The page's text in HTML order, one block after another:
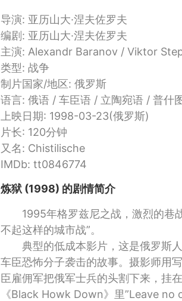
导演: 亚历山大·涅夫佐罗夫
编剧: 亚历山大·涅夫佐罗夫
主演: Alexandr Baranov / Viktor
类型: 战争
制片国家/地区: 俄罗斯
语言: 俄语 / 车臣语 / 立陶宛语 / 普什
上映日期: 1998-03-23(俄罗斯)
片长: 120分钟
又名: Chistilische
IMDb: tt0846774
炼狱 (1998) 的剧情简介
1995年格罗兹尼之战，激烈的巷战
不起这样的城市战”。
典型的低成本影片，这是俄罗斯人
车臣恐怖分子袭击的故事。摄影师用
臣雇佣军把俄军士兵的头割下来，挂
《Black Howk Down》里”Leave no